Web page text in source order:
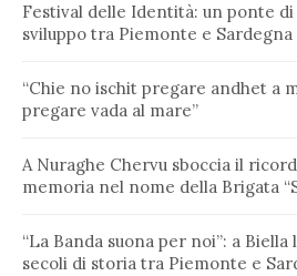
Festival delle Identità: un ponte
sviluppo tra Piemonte e Sardegna
“Chie no ischit pregare andhet a
pregare vada al mare”
A Nuraghe Chervu sboccia il
memoria nel nome della Brigata
“La Banda suona per noi”: a
secoli di storia tra Piemonte e